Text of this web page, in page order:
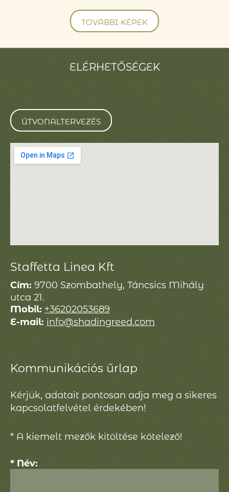
TOVÁBBI KÉPEK
ELÉRHETŐSÉGEK
ÚTVONALTERVEZÉS
Staffetta Linea Kft
Cím: 9700 Szombathely, Táncsics Mihály
utca 21.
Mobil: +36202053689
E-mail: info@shadingreed.com
Kommunikációs űrlap
Kérjük, adatait pontosan adja meg a sikeres
kapcsolatfelvétel érdekében!
* A kiemelt mezők kitöltése kötelező!
* Név: